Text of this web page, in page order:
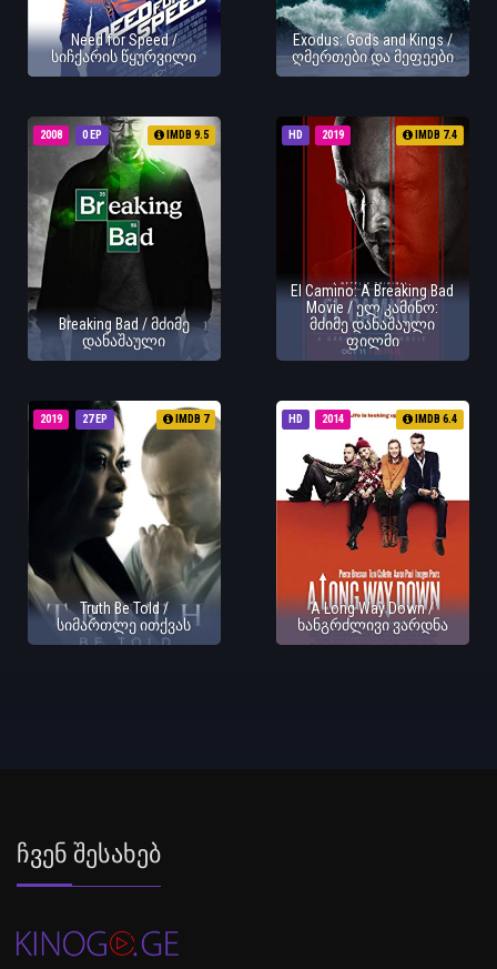
Need for Speed /
სიჩქარის წყურვილი
Exodus: Gods and Kings /
ღმერთები და მეფეები
0 EP
2008 IMDB 9.5
Breaking Bad / მძიმე
დანაშაული
HD 2019 IMDB 7.4
El Camino: A Breaking Bad
Movie / ელ კამინო:
მძიმე დანაშაული
ფილმი
27 EP
2019 IMDB 7
Truth Be Told /
სიმართლე ითქვას
HD 2014 IMDB 6.4
A Long Way Down /
ხანგრძლივი ვარდნა
Ჩვენ Შესახებ